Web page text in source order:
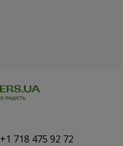
+1 718 475 92 72